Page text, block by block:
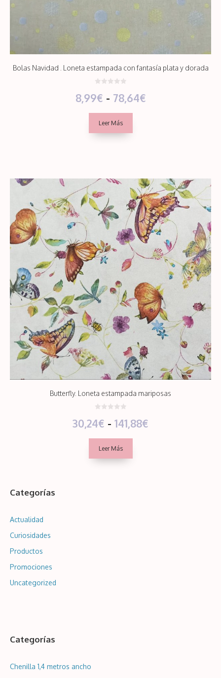
Bolas Navidad . Loneta estampada con fantasía plata y dorada
d
e
8,99€ - 78,64€Rango
hasta
78,64€
Leer Más
Butterfly. Loneta estampada mariposas
d
e
30,24€ - 141,88€
Leer Más
Categorías
Actualidad
Curiosidades
Productos
Promociones
Uncategorized
Categorías
Chenilla 1,4 metros ancho